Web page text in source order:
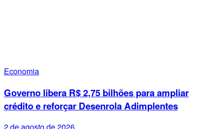
Economia
Governo libera R$ 2,75 bilhões para ampliar
crédito e reforçar Desenrola Adimplentes